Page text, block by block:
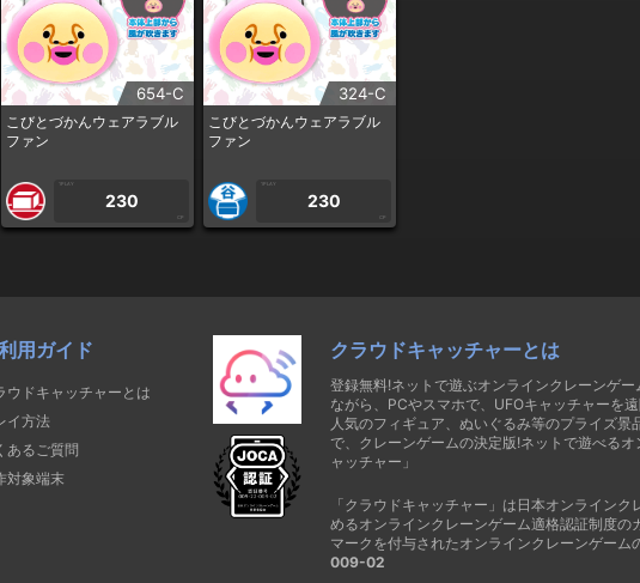
654-C
こびとづかんウェアラブル
ファン
1PLAY
230
CP
324-C
こびとづかんウェアラブル
ファン
1PLAY
230
CP
用ガイド
ウドキャッチャーとは
イ方法
あるご質問
対象端末
クラウドキャッチャーとは
登録無料!ネットで遊ぶオンラインクレーンゲ
ながら、PCやスマホで、UFOキャッチャーを
人気のフィギュア、ぬいぐるみ等のプライズ景
で、クレーンゲームの決定版!ネットで遊べる
ャッチャー」
「クラウドキャッチャー」は日本オンライン
めるオンラインクレーンゲーム適格認証制度の
マークを付与されたオンラインクレーンゲーム
009-02